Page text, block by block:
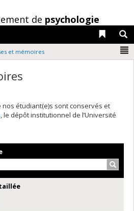
de psychologie
Liens
et mémoires
étudiant(e)s sont conservés et
, le dépôt institutionnel de l’Université